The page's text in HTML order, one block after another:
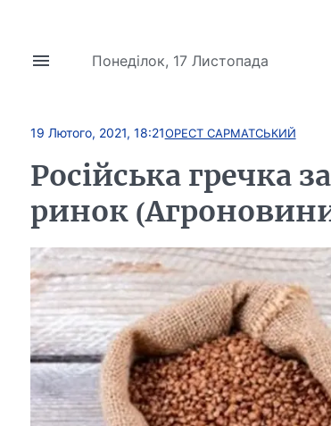
Понеділок, 17 Листопада
19 Лютого, 2021, 18:21ОРЕСТ САРМАТСЬКИЙ
Російська гречка
ринок